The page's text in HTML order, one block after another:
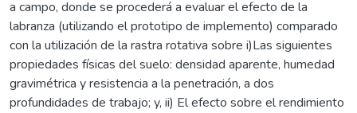
a campo, donde se procederá a evaluar el efecto de la
labranza (utilizando el prototipo de implemento) comparado
con la utilización de la rastra rotativa sobre i)Las siguientes
propiedades físicas del suelo: densidad aparente, humedad
gravimétrica y resistencia a la penetración, a dos
profundidades de trabajo; y, ii) El efecto sobre el rendimiento